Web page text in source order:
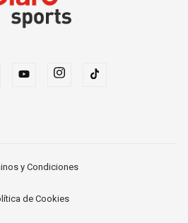
y Condiciones
de Cookies